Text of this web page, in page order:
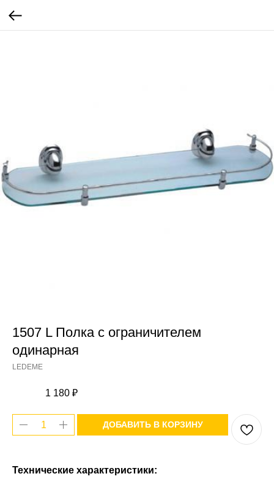
1507 L Полка с ограничителем
одинарная
LEDEME
1 180 ₽
ДОБАВИТЬ В КОРЗИНУ
Технические характеристики: